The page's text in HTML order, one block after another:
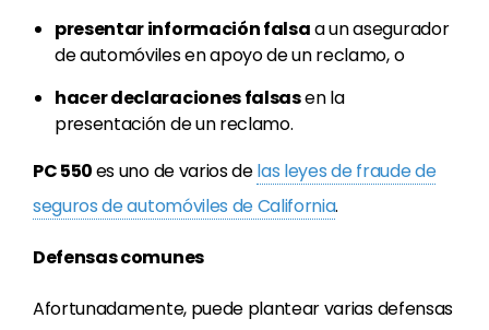
presentar información falsaa un asegurador
de automóviles en apoyo de un reclamo, o
hacer declaraciones falsasen la
presentación de un reclamo.
PC 550es uno de varios delas leyes de fraude de
seguros de automóviles de California.
Defensas comunes
Afortunadamente, puede plantear varias defensas